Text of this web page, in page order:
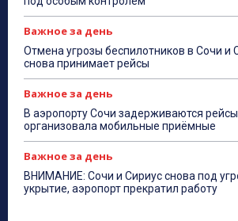
Важное за день
Отмена угрозы беспилотников в Сочи и
снова принимает рейсы
Важное за день
В аэропорту Сочи задерживаются
организовала мобильные приёмные
Важное за день
ВНИМАНИЕ: Сочи и Сириус снова под
укрытие, аэропорт прекратил работу